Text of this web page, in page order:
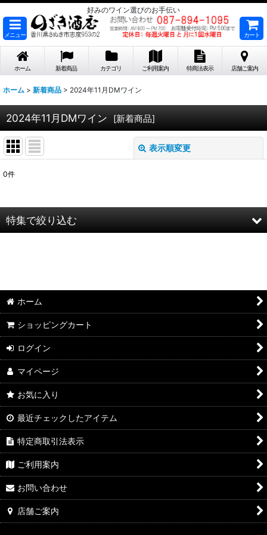
好みのワイン選びのお手伝い
メニュー カート
ホーム 新着商品 カテゴリ ご利用案内 特商法表示 店舗ご案内
ホーム > 新着商品 > 2024年11月DMワイン
2024年11月DMワイン [新着商品]
表示順変更
在庫あり
0件
特集で絞り込む
2026年6月DMワイン
2026年5月DMワイン
2026年4月DMワイン
2026年3月DMワイン
2026年2月DMワイン
2026年1月DMワイン
2025年12月DMワイン
2025年11月DMワイン
2025年10月DMワイン
ホーム
ショッピングカート
ログイン
マイページ
お気に入り
最近チェックしたアイテム
特定商取引法表示
ご利用案内
お問い合わせ
店舗ご案内